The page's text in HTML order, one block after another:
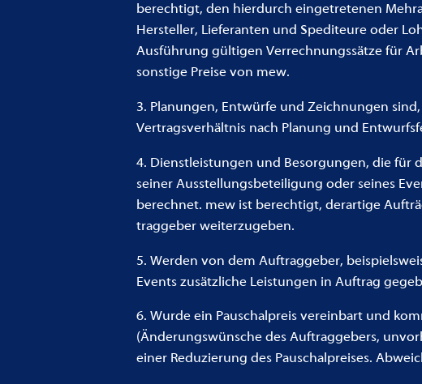
berechtigt, den hierdurch eingetretenen
Hersteller, Lieferanten und Spediteure oder
Ausführung gültigen Verrechnungssätze für
sonstige Preise von mew.
3. Planungen, Entwürfe und Zeichnungen
Vertragsverhältnis nach Planung und
4. Dienstleistungen und Besorgungen, die für
seiner Ausstellungsbeteiligung oder seines
berechnet. mew ist berechtigt, derartige
traggeber weiterzugeben.
5. Werden von dem Auftraggeber,
Events zusätzliche Leistungen in Auftrag
6. Wurde ein Pauschalpreis vereinbart und
(Änderungswünsche des Auftraggebers,
einer Reduzierung des Pauschalpreises.